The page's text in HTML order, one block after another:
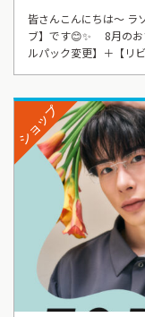
皆さんこんにちは〜 ラ
ブ】です😊✨ 8月のお
ルパック変更】＋【リ
ショップ